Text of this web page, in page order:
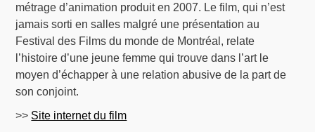
métrage d’animation produit en 2007. Le film, qui n’est
jamais sorti en salles malgré une présentation au
Festival des Films du monde de Montréal, relate
l’histoire d’une jeune femme qui trouve dans l’art le
moyen d’échapper à une relation abusive de la part de
son conjoint.
>> Site internet du film